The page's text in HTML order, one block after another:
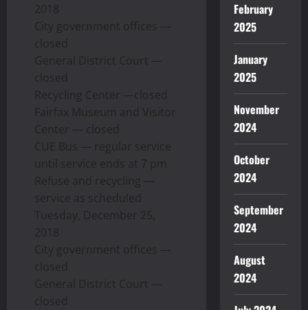
2018
City government offices —
closed
General District Court —
closed
Recycling Center —closed
Fairfax Museum and Visitor
Center — closed
CUE Bus — regular service
until service ends at 7 pm
Refuse and recycling —
service as scheduled
Tuesday, December 25,
2018
City government offices —
closed
General District Court —
closed
February
2025
January
2025
November
2024
October
2024
September
2024
August
2024